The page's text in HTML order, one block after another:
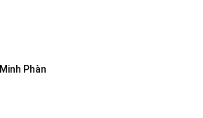
Minh Phàn